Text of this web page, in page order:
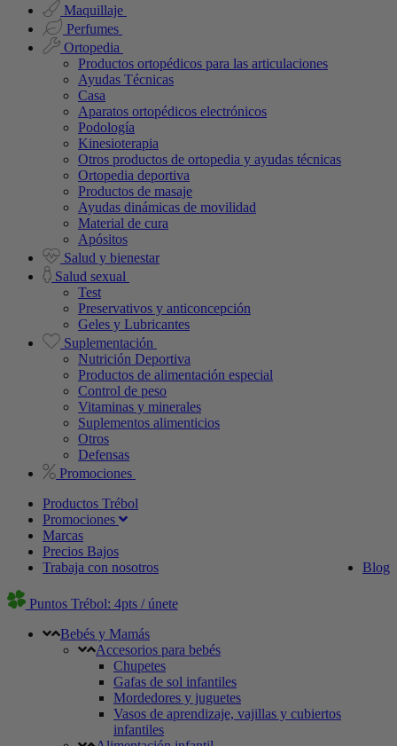
Maquillaje
Perfumes
Ortopedia
Productos ortopédicos para las articulaciones
Ayudas Técnicas
Casa
Aparatos ortopédicos electrónicos
Podología
Kinesioterapia
Otros productos de ortopedia y ayudas técnicas
Ortopedia deportiva
Productos de masaje
Ayudas dinámicas de movilidad
Material de cura
Apósitos
Salud y bienestar
Salud sexual
Test
Preservativos y anticoncepción
Geles y Lubricantes
Suplementación
Nutrición Deportiva
Productos de alimentación especial
Control de peso
Vitaminas y minerales
Suplementos alimenticios
Otros
Defensas
Promociones
Productos Trébol
Promociones
Marcas
Precios Bajos
Blog
Trabaja con nosotros
Puntos Trébol: 4pts / únete
Bebés y Mamás
Accesorios para bebés
Chupetes
Gafas de sol infantiles
Mordedores y juguetes
Vasos de aprendizaje, vajillas y cubiertos
infantiles